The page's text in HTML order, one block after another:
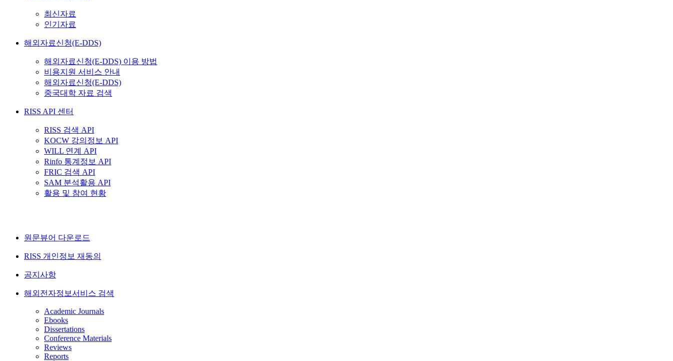
최신자료
인기자료
해외자료신청(E-DDS)
해외자료신청(E-DDS) 이용 방법
비용지원 서비스 안내
해외자료신청(E-DDS)
중국대학 자료 검색
RISS API 센터
RISS 검색 API
KOCW 강의정보 API
WILL 연계 API
Rinfo 통계정보 API
FRIC 검색 API
SAM 분석활용 API
활용 및 참여 현황
원문뷰어 다운로드
RISS 개인정보 재동의
공지사항
해외전자정보서비스 검색
Academic Journals
Ebooks
Dissertations
Conference Materials
Reviews
Reports